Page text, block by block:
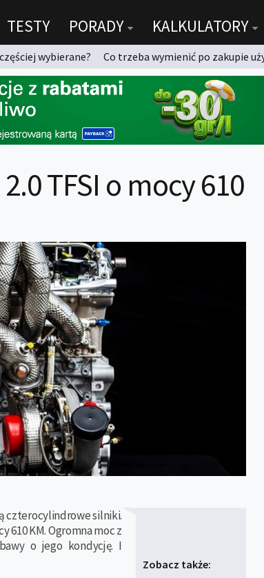
TESTY PORADY KALKULATORY
wybierane? Co trzeba wymienić po zakupie
TFSI o mocy 610
Zobacz także:
czterocylindrowe silniki.
610 KM. Ogromna moc z
o jego kondycję. I